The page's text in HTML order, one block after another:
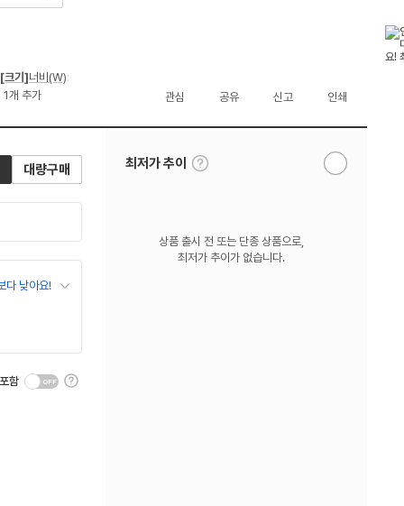
[크기]너비(W):
개 추가 관심 공유 신고 인쇄
대량구매
다 낮아요!
함
툴
팁
최저가 추이
툴
팁
알
상품 출시 전 또는 단종 상품으로,
최저가 추이가 없습니다.